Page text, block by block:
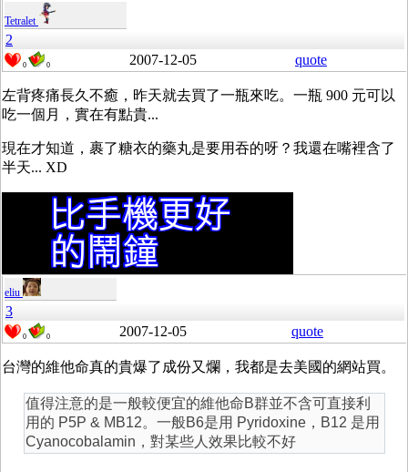
Tetralet
2
0 0 2007-12-05 quote
左背疼痛長久不癒，昨天就去買了一瓶來吃。一瓶 900 元可以
吃一個月，實在有點貴...
現在才知道，裹了糖衣的藥丸是要用吞的呀？我還在嘴裡含了
半天... XD
eliu
3
0 0 2007-12-05 quote
台灣的維他命真的貴爆了成份又爛，我都是去美國的網站買。
值得注意的是一般較便宜的維他命B群並不含可直接利
用的 P5P & MB12。一般B6是用 Pyridoxine，B12 是用
Cyanocobalamin，對某些人效果比較不好